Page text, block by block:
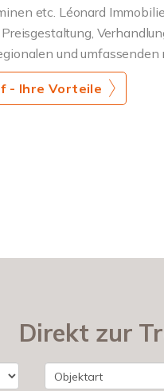
etc. Léonard
Preisgestaltung,
und
- Ihre Vorteile
Direkt zur